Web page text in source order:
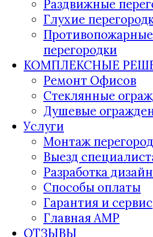
Раздвижные
Глухие
Противопожарные
перегородки
КОМПЛЕКСНЫЕ
Ремонт Офисов
Стеклянные
Душевые
Услуги
Монтаж
Выезд
Разработка
Способы оплаты
Гарантия и сервис
Главная AMP
ОТЗЫВЫ